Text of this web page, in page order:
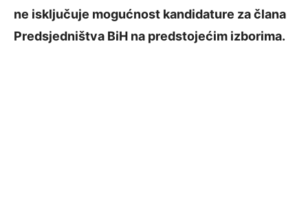
ne isključuje mogućnost kandidature za člana
Predsjedništva BiH na predstojećim izborima.